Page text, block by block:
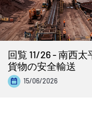
回覧 11/26 - 南西
貨物の安全輸送
15/06/2026